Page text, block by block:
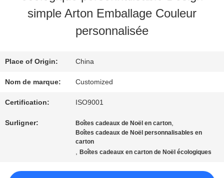
NOUS
D'USINE
CONTRÔLE
DE
simple Arton Emballage Couleur
personnalisée
Place of Origin: China
Nom de marque: Customized
Certification: ISO9001
Surligner: Boîtes cadeaux de Noël en carton,
Boîtes cadeaux de Noël personnalisables en
carton
,Boîtes cadeaux en carton de Noël écologiques